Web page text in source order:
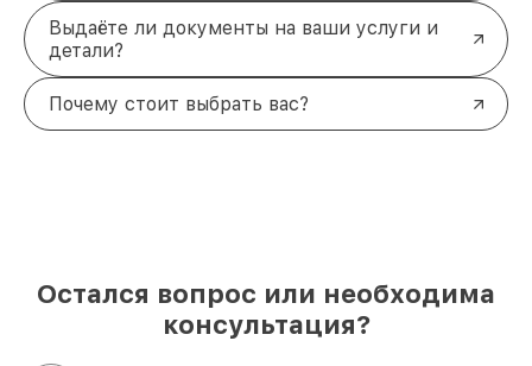
Выдаёте ли документы на ваши услуги и
детали?
Почему стоит выбрать вас?
Остался вопрос или необходима
консультация?